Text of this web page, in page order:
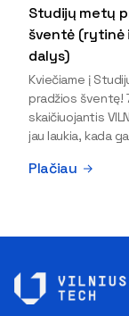
Studijų metų
šventė (rytinė
dalys)
Kviečiame į
pradžios šventę!
skaičiuojantis
jau laukia, kada
etapą ir naujas
Plačiau